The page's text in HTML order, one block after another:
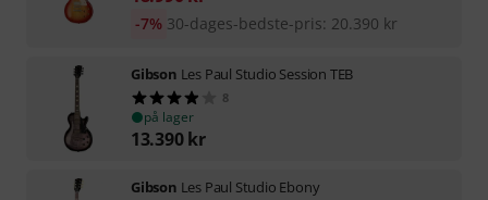
30-dages-bedste-pris: 20.390 kr
-7%
Gibson Les Paul Studio Session TEB
8
på lager
13.390 kr
Gibson Les Paul Studio Ebony